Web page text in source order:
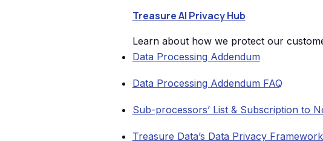
Treasure AI Privacy Hub
Learn about how we protect our
Data Processing Addendum
Data Processing Addendum FAQ
Sub-processors’ List & Subscription to
Treasure Data’s Data Privacy